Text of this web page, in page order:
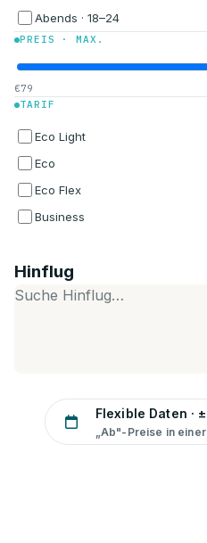
Abends · 18–24
PREIS · MAX.
€79
TARIF
Eco Light
Eco
Eco Flex
Business
Hinflug
Suche Hinflug…
Flexible Daten ·
„Ab"-Preise in